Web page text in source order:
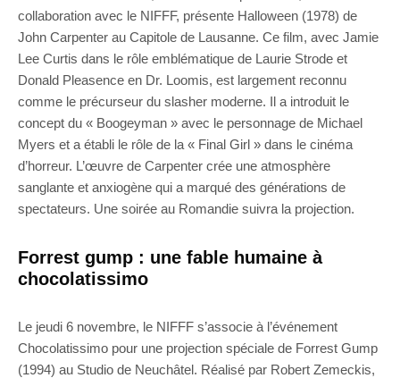
collaboration avec le NIFFF, présente Halloween (1978) de
John Carpenter au Capitole de Lausanne. Ce film, avec Jamie
Lee Curtis dans le rôle emblématique de Laurie Strode et
Donald Pleasence en Dr. Loomis, est largement reconnu
comme le précurseur du slasher moderne. Il a introduit le
concept du « Boogeyman » avec le personnage de Michael
Myers et a établi le rôle de la « Final Girl » dans le cinéma
d’horreur. L’œuvre de Carpenter crée une atmosphère
sanglante et anxiogène qui a marqué des générations de
spectateurs. Une soirée au Romandie suivra la projection.
Forrest gump : une fable humaine à
chocolatissimo
Le jeudi 6 novembre, le NIFFF s’associe à l’événement
Chocolatissimo pour une projection spéciale de Forrest Gump
(1994) au Studio de Neuchâtel. Réalisé par Robert Zemeckis,